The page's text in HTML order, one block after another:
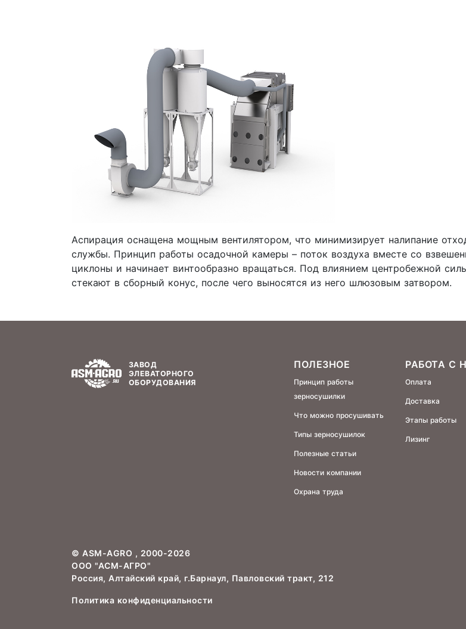
Аспирация оснащена мощным вентилятором, что минимизирует налипание
службы. Принцип работы осадочной камеры – поток воздуха вместе со
циклоны и начинает винтообразно вращаться. Под влиянием центробежной
стекают в сборный конус, после чего выносятся из него шлюзовым затвором.
ЗАВОД
ЭЛЕВАТОРНОГО
ОБОРУДОВАНИЯ
ПОЛЕЗНОЕ
Принцип работы
зерносушилки
Что можно просушивать
Типы зерносушилок
Полезные статьи
Новости компании
Охрана труда
РАБОТА С
Оплата
Доставка
Этапы работы
Лизинг
© ASM-AGRO , 2000-2026
ООО "АСМ-АГРО"
Россия, Алтайский край, г.Барнаул, Павловский тракт, 212
Политика конфиденциальности